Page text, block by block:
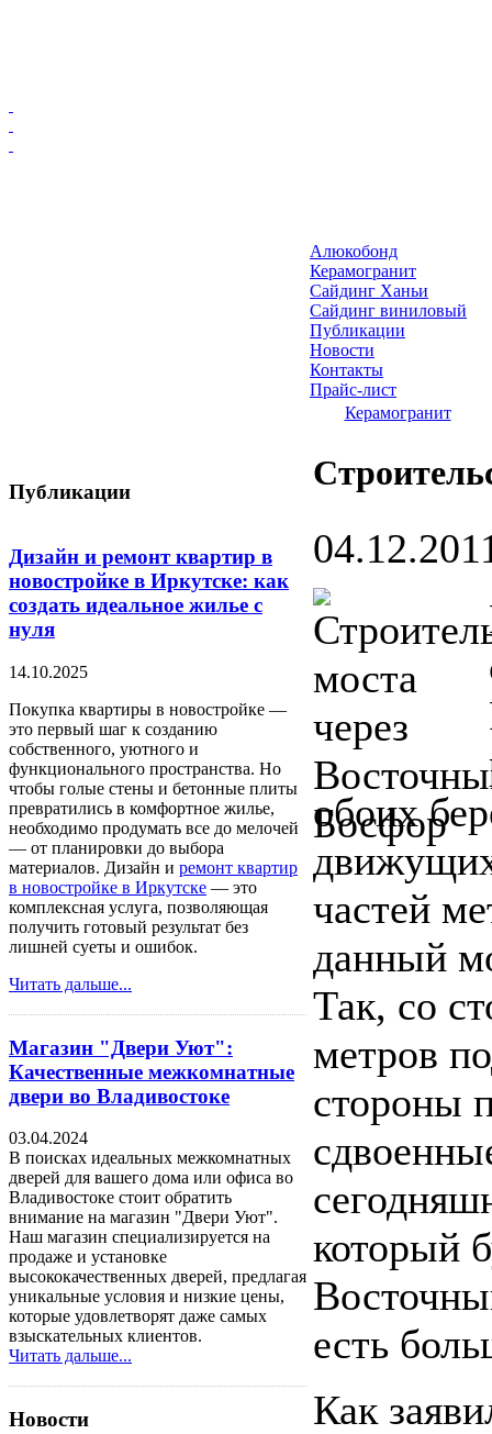
Публикации
Дизайн и ремонт квартир в
новостройке в Иркутске: как
создать идеальное жилье с
нуля
14.10.2025
Покупка квартиры в новостройке —
это первый шаг к созданию
собственного, уютного и
функционального пространства. Но
чтобы голые стены и бетонные плиты
превратились в комфортное жилье,
необходимо продумать все до мелочей
— от планировки до выбора
материалов. Дизайн и ремонт квартир
в новостройке в Иркутске — это
комплексная услуга, позволяющая
получить готовый результат без
лишней суеты и ошибок.
Читать дальше...
Магазин "Двери Уют":
Качественные межкомнатные
двери во Владивостоке
03.04.2024
В поисках идеальных межкомнатных
дверей для вашего дома или офиса во
Владивостоке стоит обратить
внимание на магазин "Двери Уют".
Наш магазин специализируется на
продаже и установке
высококачественных дверей, предлагая
уникальные условия и низкие цены,
которые удовлетворят даже самых
взыскательных клиентов.
Читать дальше...
Новости
Алюкобонд
Керамогранит
Сайдинг Ханьи
Сайдинг виниловый
Публикации
Новости
Контакты
Прайс-лист
Керамогранит
обоих
частей
данный
Так, со
метров
стороны
который
есть
Как